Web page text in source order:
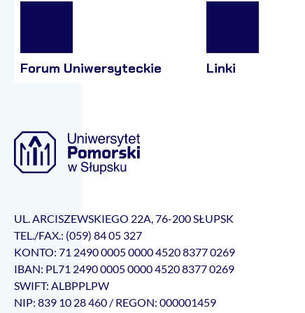
Forum Uniwersyteckie Linki
UL. ARCISZEWSKIEGO 22A, 76-200 SŁUPSK
TEL./FAX.: (059) 84 05 327
KONTO: 71 2490 0005 0000 4520 8377 0269
IBAN: PL71 2490 0005 0000 4520 8377 0269
SWIFT: ALBPPLPW
NIP: 839 10 28 460 / REGON: 000001459